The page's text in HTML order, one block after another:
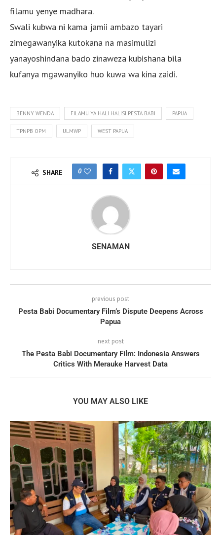
filamu yenye madhara.
Swali kubwa ni kama jamii ambazo tayari
zimegawanyika kutokana na masimulizi
yanayoshindana bado zinaweza kubishana bila
kufanya mgawanyiko huo kuwa wa kina zaidi.
BENNY WENDA FILAMU YA HALI HALISI PESTA BABI PAPUA
TPNPB OPM ULMWP WEST PAPUA
SHARE 0
SENAMAN
previous post
Pesta Babi Documentary Film’s Dispute Deepens Across
Papua
next post
The Pesta Babi Documentary Film: Indonesia Answers
Critics With Merauke Harvest Data
YOU MAY ALSO LIKE